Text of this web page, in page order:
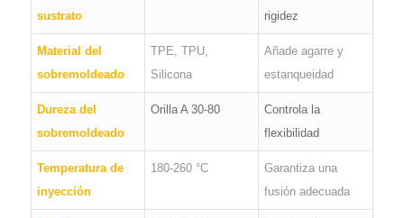
sustrato
rigidez
Material del
sobremoldeado
TPE, TPU,
Silicona
Añade agarre y
estanqueidad
Dureza del
sobremoldeado
Orilla A 30-80
Controla la
flexibilidad
Temperatura de
inyección
180-260 °C
Garantiza una
fusión adecuada